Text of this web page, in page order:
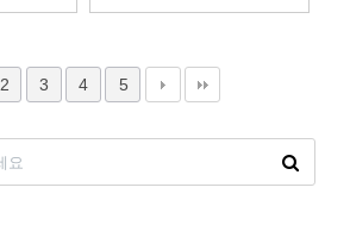
2 3 4 5